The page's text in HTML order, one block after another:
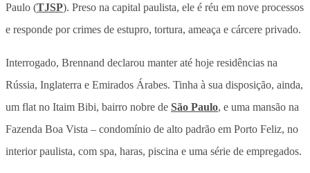
Paulo (TJSP). Preso na capital paulista, ele é réu em nove processos
e responde por crimes de estupro, tortura, ameaça e cárcere privado.
Interrogado, Brennand declarou manter até hoje residências na
Rússia, Inglaterra e Emirados Árabes. Tinha à sua disposição, ainda,
um flat no Itaim Bibi, bairro nobre de São Paulo, e uma mansão na
Fazenda Boa Vista – condomínio de alto padrão em Porto Feliz, no
interior paulista, com spa, haras, piscina e uma série de empregados.